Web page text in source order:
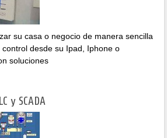
su casa o negocio de manera sencilla
desde su Ipad, Iphone o
soluciones
y SCADA